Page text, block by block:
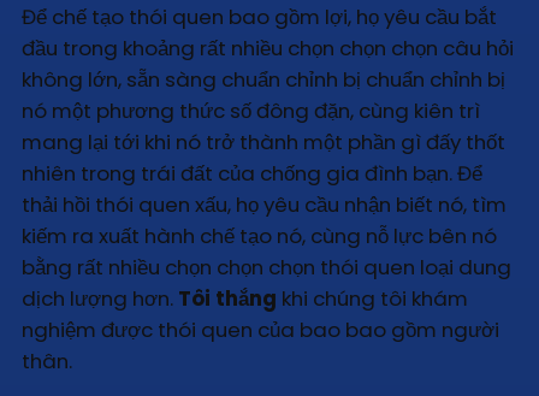
Để chế tạo thói quen bao gồm lợi, họ yêu cầu bắt
đầu trong khoảng rất nhiều chọn chọn chọn câu hỏi
không lớn, sẵn sàng chuẩn chỉnh bị chuẩn chỉnh bị
nó một phương thức số đông đặn, cùng kiên trì
mang lại tới khi nó trở thành một phần gì đấy thốt
nhiên trong trái đất của chống gia đình bạn. Để
thải hồi thói quen xấu, họ yêu cầu nhận biết nó, tìm
kiếm ra xuất hành chế tạo nó, cùng nỗ lực bên nó
bằng rất nhiều chọn chọn chọn thói quen loại dung
dịch lượng hơn. Tôi thắng khi chúng tôi khám
nghiệm được thói quen của bao bao gồm người
thân.